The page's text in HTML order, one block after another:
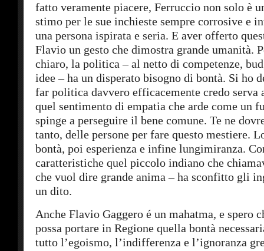
fatto veramente piacere, Ferruccio non solo è
stimo per le sue inchieste sempre corrosive e
una persona ispirata e seria. E aver offerto
Flavio un gesto che dimostra grande umanità.
chiaro, la politica – al netto di competenze,
idee – ha un disperato bisogno di bontà. Si ho
far politica davvero efficacemente credo serva
quel sentimento di empatia che arde come un
spinge a perseguire il bene comune. Te ne
tanto, delle persone per fare questo mestiere.
bontà, poi esperienza e infine lungimiranza.
caratteristiche quel piccolo indiano che
che vuol dire grande anima – ha sconfitto gli
un dito.
Anche Flavio Gaggero é un mahatma, e spero
possa portare in Regione quella bontà
tutto l’egoismo, l’indifferenza e l’ignoranza